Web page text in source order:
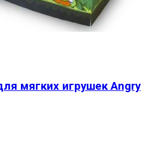
мягких игрушек Angry